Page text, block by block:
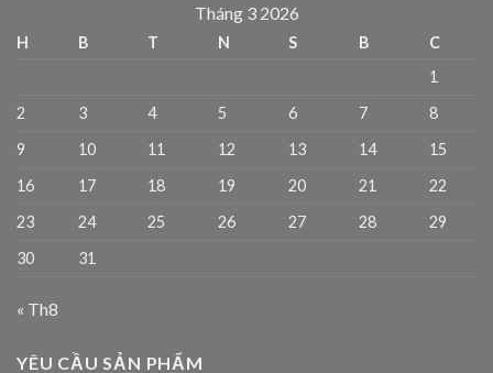
Tháng 3 2026
H B T N S B
C
1
2
3 4 5 6 7
8
9
10 11 12 13 14
15
16
17 18 19 20 21
22
23
24 25 26 27 28
29
30
31
« Th8
YÊU CẦU SẢN PHẨM